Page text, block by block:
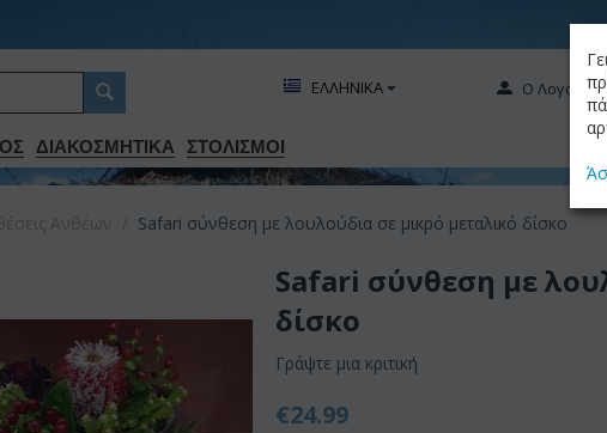
ΔΙΑΚΟΣΜΗΤΙΚA ΣΤΟΛΙΣΜΟΙ
Ο
ΕΛΛΗΝΙΚΑ
Safari σύνθεση με λουλούδια σε μικρό μεταλικό δίσκο
Safari σύνθεση με
δίσκο
Γράψτε μια κριτική
€24.99